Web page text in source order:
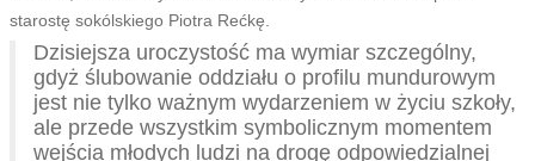
starostę sokólskiego Piotra Rećkę.
Dzisiejsza uroczystość ma wymiar szczególny,
gdyż ślubowanie oddziału o profilu mundurowym
jest nie tylko ważnym wydarzeniem w życiu szkoły,
ale przede wszystkim symbolicznym momentem
wejścia młodych ludzi na drogę odpowiedzialnej